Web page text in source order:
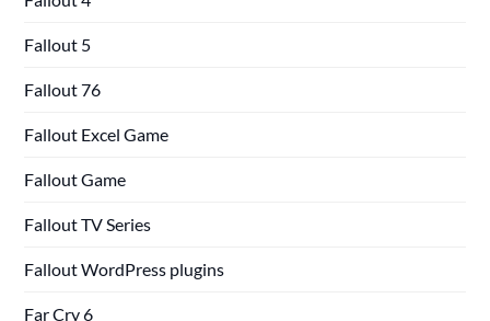
Fallout 5
Fallout 76
Fallout Excel Game
Fallout Game
Fallout TV Series
Fallout WordPress plugins
Far Cry 6